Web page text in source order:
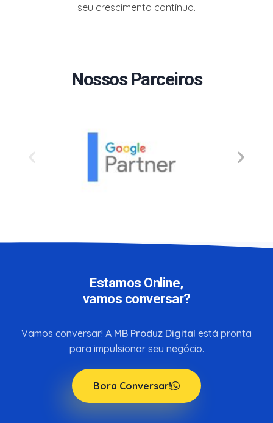
seu crescimento contínuo.
Nossos Parceiros
Estamos Online,
vamos conversar?
Vamos conversar! A MB Produz Digital está pronta
para impulsionar seu negócio.
Bora Conversar!